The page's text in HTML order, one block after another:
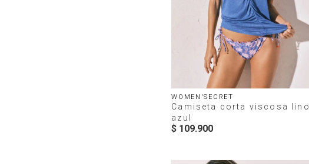
WOMEN'SECRET
Camiseta corta viscosa lino
azul
$ 109.900